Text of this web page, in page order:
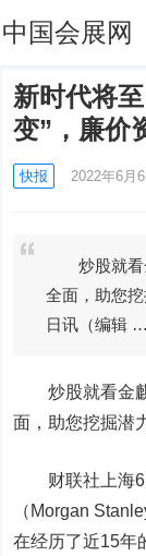
中国会展网
新时代将
变”，廉价
快报 2022年6月
炒股就看金
全面，助您
日讯（编辑 …
炒股就看金麒
面，助您挖掘潜
财联社上海6
（Morgan
在经历了近15年